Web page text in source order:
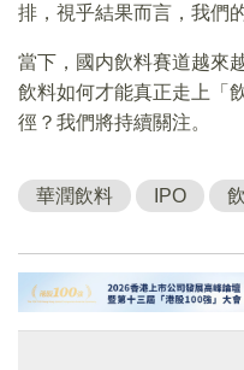
排，視乎結果而言，我們
當下，國内飲料賽道越來
飲料如何才能真正走上「
徑？我們將持續關注。
華潤飲料 IPO